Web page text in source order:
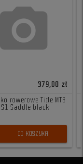
379,00 zł
rowerowe Title MTB
Saddle black
DO KOSZYKA